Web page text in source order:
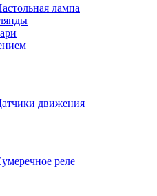
лампа
движения
реле